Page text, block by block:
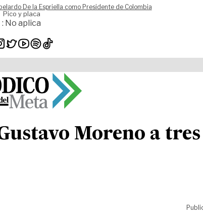
De la Espriella como Presidente de Colombia
Pico y placa
: No aplica
Moreno a tres